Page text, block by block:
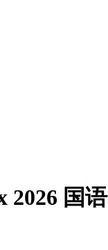
2026 国